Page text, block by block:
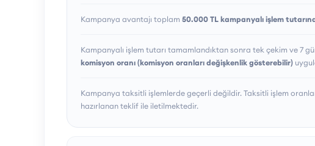
Kampanya avantajı toplam 50.000 TL kampanyalı işlem
Kampanyalı işlem tutarı tamamlandıktan sonra tek çekim ve 7
komisyon oranı (komisyon oranları değişkenlik gösterebilir)
Kampanya taksitli işlemlerde geçerli değildir. Taksitli işlem
hazırlanan teklif ile iletilmektedir.